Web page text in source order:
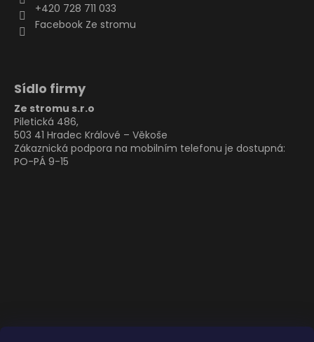
+420 728 711 033
Facebook Ze stromu
Sídlo firmy
Ze stromu s.r.o
Piletická 486,
503 41 Hradec Králové – Věkoše
Zákaznická podpora na mobilním telefonu je dostupná:
PO-PÁ 9-15